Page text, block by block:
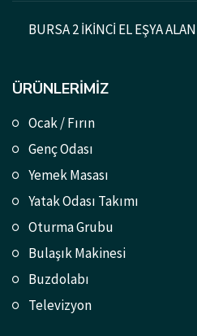
BURSA 2 İKİNCİ EL EŞYA
ÜRÜNLERIMIZ
Ocak / Fırın
Genç Odası
Yemek Masası
Yatak Odası Takımı
Oturma Grubu
Bulaşık Makinesi
Buzdolabı
Televizyon